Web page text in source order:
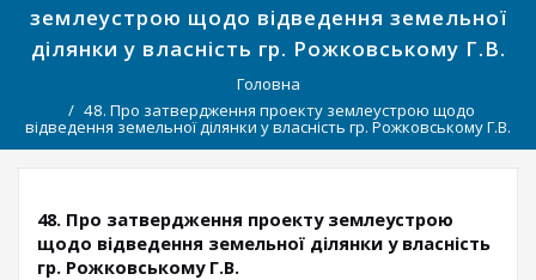
землеустрою щодо відведення земельної
ділянки у власність гр. Рожковському Г.В.
Головна
48. Про затвердження проекту землеустрою щодо
відведення земельної ділянки у власність гр. Рожковському Г.В.
48. Про затвердження проекту землеустрою
щодо відведення земельної ділянки у власність
гр. Рожковському Г.В.